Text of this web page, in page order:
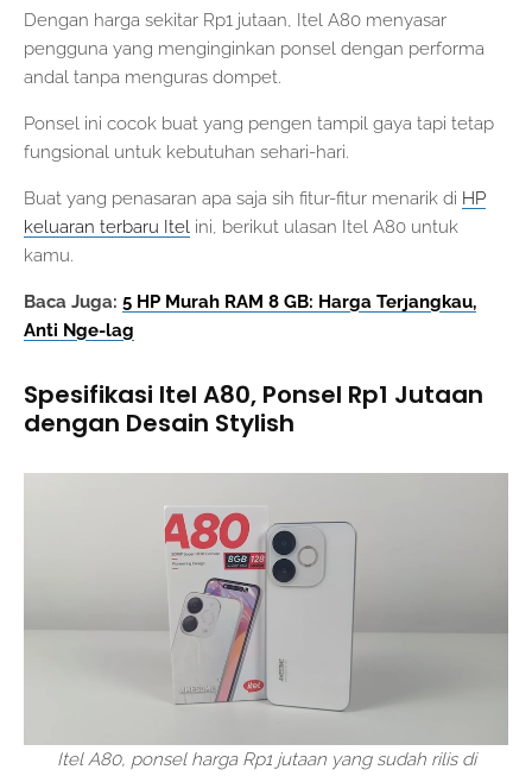
Dengan harga sekitar Rp1 jutaan, Itel A80 menyasar
pengguna yang menginginkan ponsel dengan performa
andal tanpa menguras dompet.
Ponsel ini cocok buat yang pengen tampil gaya tapi tetap
fungsional untuk kebutuhan sehari-hari.
Buat yang penasaran apa saja sih fitur-fitur menarik di HP
keluaran terbaru Itel ini, berikut ulasan Itel A80 untuk
kamu.
Baca Juga: 5 HP Murah RAM 8 GB: Harga Terjangkau,
Anti Nge-lag
Spesifikasi Itel A80, Ponsel Rp1 Jutaan
dengan Desain Stylish
Itel A80, ponsel harga Rp1 jutaan yang sudah rilis di